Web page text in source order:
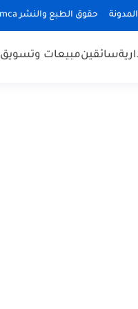
حقوق الطبع والنشر dmca
سائقينمبيعات وتسويق